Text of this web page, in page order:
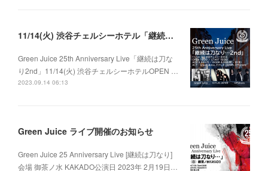
11/14(火) 渋谷チェルシーホテル「継続は刀なり…2nd」
Green Juice 25th Anniversary Live「継続は刀な
り2nd」11/14(火) 渋谷チェルシーホテルOPEN …
2023.09.14 06:13
Green Juice ライブ開催のお知らせ
Green Juice 25 Anniversary Live [継続は刀なり]
会場 御茶ノ水 KAKADO公演日 2023年 2月19日…